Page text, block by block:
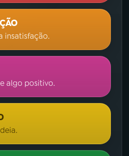
insatisfação.
algo positivo.